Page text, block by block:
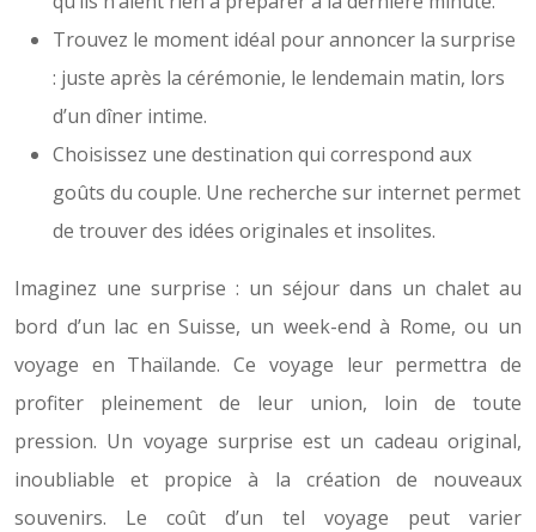
Trouvez le moment idéal pour annoncer la surprise
: juste après la cérémonie, le lendemain matin, lors
d’un dîner intime.
Choisissez une destination qui correspond aux
goûts du couple. Une recherche sur internet permet
de trouver des idées originales et insolites.
Imaginez une surprise : un séjour dans un chalet au
bord d’un lac en Suisse, un week-end à Rome, ou un
voyage en Thaïlande. Ce voyage leur permettra de
profiter pleinement de leur union, loin de toute
pression. Un voyage surprise est un cadeau original,
inoubliable et propice à la création de nouveaux
souvenirs. Le coût d’un tel voyage peut varier